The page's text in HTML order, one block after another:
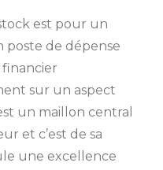
est pour un
poste de dépense
financier
sur un aspect
un maillon central
et c’est de sa
une excellence